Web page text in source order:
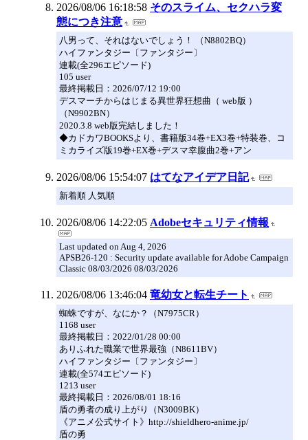
2026/08/06 16:18:58 そのスライム、セクハラ変
態につき注意
八男って、それはないでしょう！ （N8802BQ）
ハイファンタジー〔ファンタジー〕
連載(全296エピソード)
105 user
最終掲載日：2026/07/12 19:00
デスマーチからはじまる異世界狂想曲（ web版 ）
（N9902BN）
2020.3.8 web版完結しました！
◆カドカワBOOKSより、書籍版34巻+EX3巻+特装巻、コ
ミカライズ版19巻+EX巻+デスマ幸腹曲2巻+アン
2026/08/06 15:54:07 はてなアイデア日記
新着順 人気順
2026/08/06 14:22:05 Adobeセキュリティ情報
Last updated on Aug 4, 2026
APSB26-120 : Security update available for Adobe Campaign
Classic 08/03/2026 08/03/2026
2026/08/06 13:46:04 竜幼女と転生チート
蜘蛛ですが、なにか？（N7975CR）
1168 user
最終掲載日：2022/01/28 00:00
ありふれた職業で世界最強（N8611BV）
ハイファンタジー〔ファンタジー〕
連載(全574エピソード)
1213 user
最終掲載日：2026/08/01 18:16
盾の勇者の成り上がり（N3009BK）
《アニメ公式サイト》http://shieldhero-anime.jp/
盾の勇